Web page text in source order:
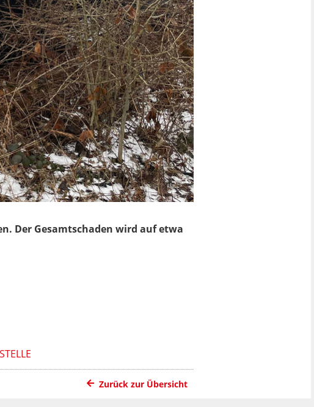
Der Gesamtschaden wird auf etwa
Zurück zur Übersicht